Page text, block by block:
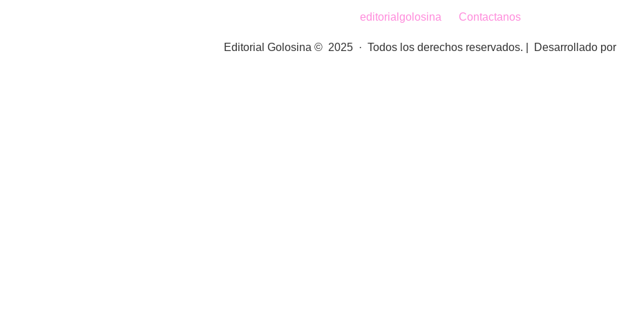
editorialgolosina Contactanos
Editorial Golosina © 2025 · Todos los derechos reservados. | Desarrollado